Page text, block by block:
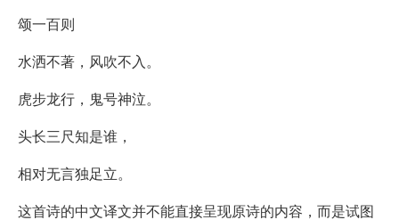
颂一百则
水洒不著，风吹不入。
虎步龙行，鬼号神泣。
头长三尺知是谁，
相对无言独足立。
这首诗的中文译文并不能直接呈现原诗的内容，而是试图